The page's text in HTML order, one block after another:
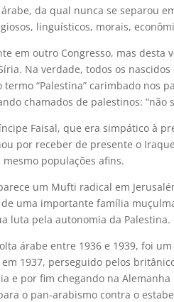
da qual nunca se separou
linguísticos, morais,
em outro Congresso, mas desta
Na verdade, todos os
termo “Palestina” carimbado nos
chamados de palestinos: “não
Faisal, que era simpático à
por receber de presente o
populações afins.
um Mufti radical em
uma importante família
luta pela autonomia da
árabe entre 1936 e 1939, foi
1937, perseguido pelos
e por fim chegando na
o pan-arabismo contra o